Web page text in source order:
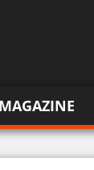
MAGAZINE